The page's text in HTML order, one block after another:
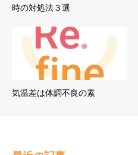
時の対処法３選
気温差は体調不良の素